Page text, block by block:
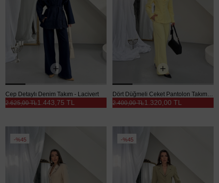
Cep Detaylı Denim Takım - Lacivert
1.443,75 TL
2.625,00 TL
Dört Düğmeli Ceket Pantolon Takım - Sarı
1.320,00 TL
2.400,00 TL
%45 %45